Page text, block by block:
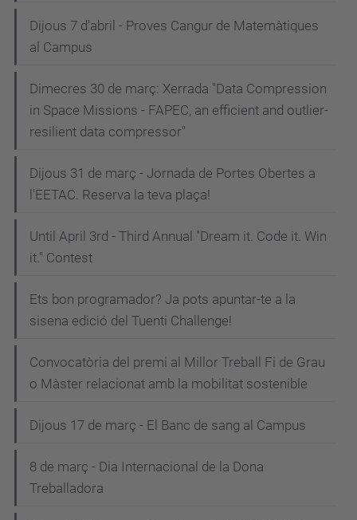
Dijous 7 d'abril - Proves Cangur de Matemàtiques
al Campus
Dimecres 30 de març: Xerrada "Data Compression
in Space Missions - FAPEC, an efficient and outlier-
resilient data compressor"
Dijous 31 de març - Jornada de Portes Obertes a
l'EETAC. Reserva la teva plaça!
Until April 3rd - Third Annual "Dream it. Code it. Win
it." Contest
Ets bon programador? Ja pots apuntar-te a la
sisena edició del Tuenti Challenge!
Convocatòria del premi al Millor Treball Fi de Grau
o Màster relacionat amb la mobilitat sostenible
Dijous 17 de març - El Banc de sang al Campus
8 de març - Dia Internacional de la Dona
Treballadora